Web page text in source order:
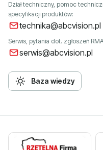
Dział techniczny, pomoc
specyfikacji produktów:
technika@abcvision.pl
Serwis, pytania dot. zgłoszeń
serwis@abcvision.pl
Baza wiedzy